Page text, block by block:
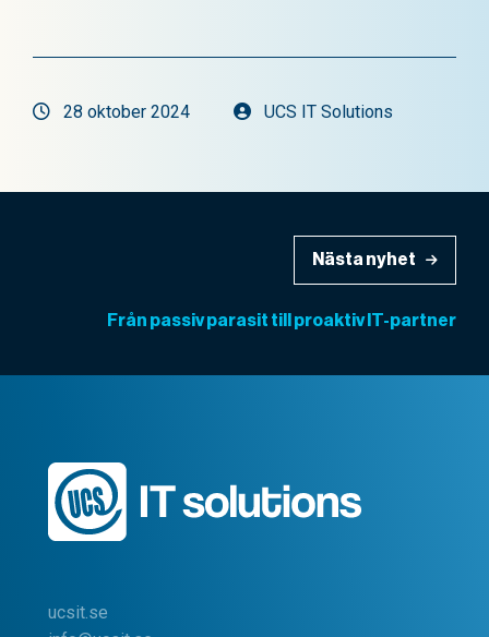
28 oktober 2024 UCS IT Solutions
Nästa nyhet
Från passiv parasit till proaktiv IT-partner
ucsit.se